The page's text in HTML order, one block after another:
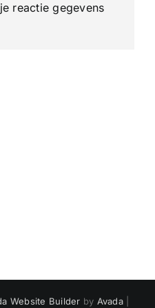
reactie gegevens
Website Builder by Avada|